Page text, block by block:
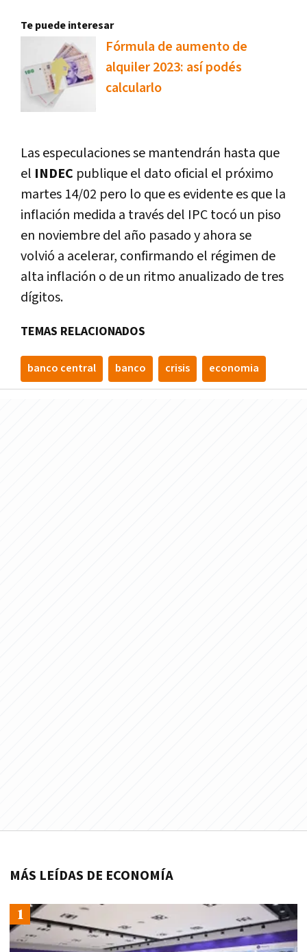
Te puede interesar
Fórmula de aumento de
alquiler 2023: así podés
calcularlo
Las especulaciones se mantendrán hasta que
el INDEC publique el dato oficial el próximo
martes 14/02 pero lo que es evidente es que la
inflación medida a través del IPC tocó un piso
en noviembre del año pasado y ahora se
volvió a acelerar, confirmando el régimen de
alta inflación o de un ritmo anualizado de tres
dígitos.
TEMAS RELACIONADOS
banco central banco crisis economia
MÁS LEÍDAS DE ECONOMÍA